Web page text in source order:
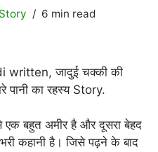
6 min read
जादुई चक्की की
पानी का रहस्य Story.
एक बहुत अमीर है और दूसरा बेहद
कहानी है। जिसे पढ़ने के बाद